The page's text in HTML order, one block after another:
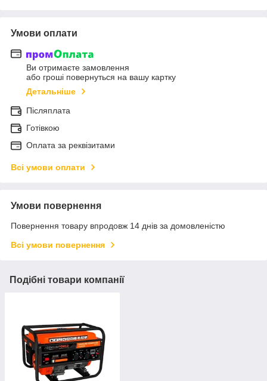
Умови оплати
Ви отримаєте замовлення
або гроші повернуться на вашу картку
Детальніше
Післяплата
Готівкою
Оплата за реквізитами
Всі умови оплати
Умови повернення
Повернення товару впродовж 14 днів за домовленістю
Всі умови повернення
Подібні товари компанії